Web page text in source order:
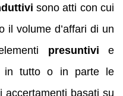
sono atti con cui
il volume d’affari di un
presuntivi e
in tutto o in parte le
accertamenti basati su